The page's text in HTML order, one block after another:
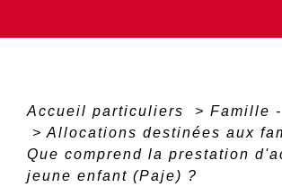
Accueil particuliers > Famille
> Allocations destinées aux
Que comprend la prestation
jeune enfant (Paje) ?